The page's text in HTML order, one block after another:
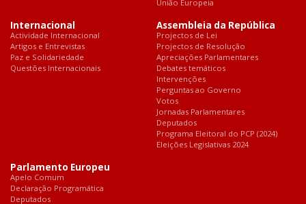
União Europeia
Internacional
Actividade Internacional
Artigos e Entrevistas
Paz e Solidariedade
Questões Internacionais
Assembleia da República
Projectos de Lei
Projectos de Resolução
Apreciações Parlamentares
Debates temáticos
Intervenções
Perguntas ao Governo
Votos
Jornadas Parlamentares
Deputados
Programa Eleitoral do PCP (2024)
Eleições Legislativas 2024
Parlamento Europeu
Apelo Comum
Declaração Programática
Deputados